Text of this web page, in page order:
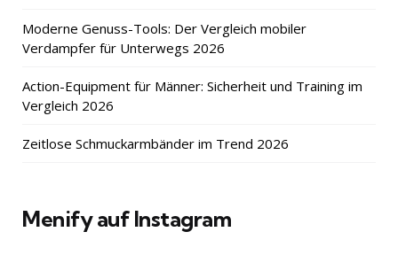
Moderne Genuss-Tools: Der Vergleich mobiler
Verdampfer für Unterwegs 2026
Action-Equipment für Männer: Sicherheit und Training im
Vergleich 2026
Zeitlose Schmuckarmbänder im Trend 2026
Menify auf Instagram